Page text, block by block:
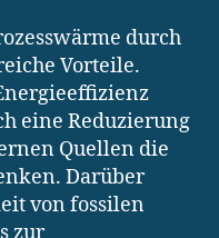
durch
Vorteile.
eine Reduzierung
Quellen die
Darüber
von fossilen
zur